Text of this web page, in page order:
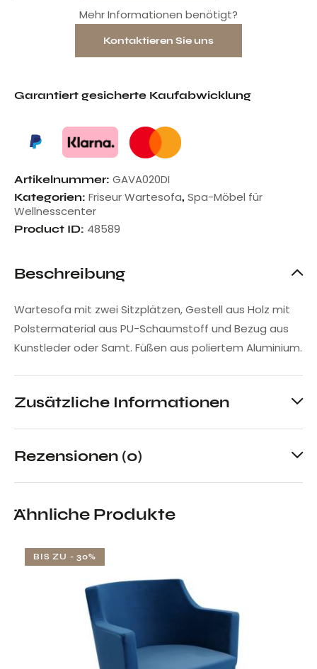
Mehr Informationen benötigt?
Kontaktieren Sie uns
Garantiert gesicherte Kaufabwicklung
Artikelnummer: GAVA020DI
Kategorien: Friseur Wartesofa, Spa-Möbel für
Wellnesscenter
Product ID: 48589
Beschreibung
Wartesofa mit zwei Sitzplätzen, Gestell aus Holz mit
Polstermaterial aus PU-Schaumstoff und Bezug aus
Kunstleder oder Samt. Füßen aus poliertem Aluminium.
Zusätzliche Informationen
Rezensionen (0)
Ähnliche Produkte
BIS ZU - 30%